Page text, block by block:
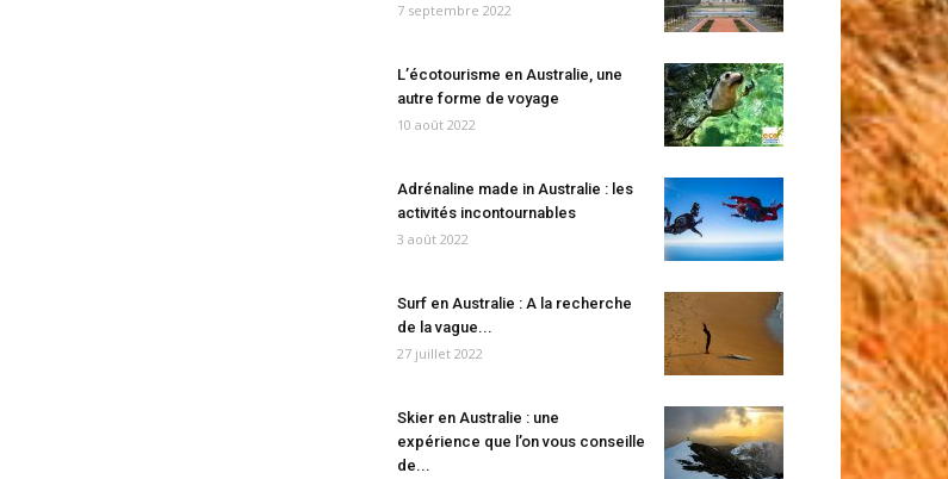
7 septembre 2022
L’écotourisme en Australie, une
autre forme de voyage
10 août 2022
Adrénaline made in Australie : les
activités incontournables
3 août 2022
Surf en Australie : A la recherche
de la vague...
27 juillet 2022
Skier en Australie : une
expérience que l’on vous conseille
de...